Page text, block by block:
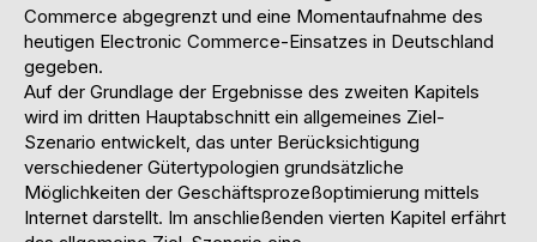
Commerce abgegrenzt und eine Momentaufnahme des
heutigen Electronic Commerce-Einsatzes in Deutschland
gegeben.
Auf der Grundlage der Ergebnisse des zweiten Kapitels
wird im dritten Hauptabschnitt ein allgemeines Ziel-
Szenario entwickelt, das unter Berücksichtigung
verschiedener Gütertypologien grundsätzliche
Möglichkeiten der Geschäftsprozeßoptimierung mittels
Internet darstellt. Im anschließenden vierten Kapitel erfährt